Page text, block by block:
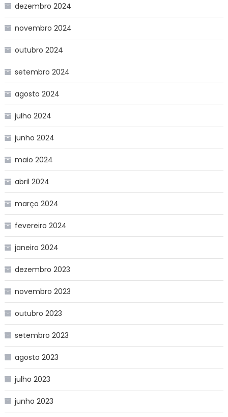
dezembro 2024
novembro 2024
outubro 2024
setembro 2024
agosto 2024
julho 2024
junho 2024
maio 2024
abril 2024
março 2024
fevereiro 2024
janeiro 2024
dezembro 2023
novembro 2023
outubro 2023
setembro 2023
agosto 2023
julho 2023
junho 2023